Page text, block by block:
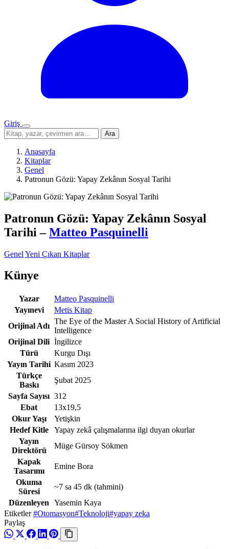
Giriş
Menü
Sitede
ara
Ara
Anasayfa
Kitaplar
Genel
Patronun Gözü: Yapay Zekânın Sosyal Tarihi
Patronun Gözü: Yapay Zekânın Sosyal
Tarihi–Matteo Pasquinelli
Genel Yeni Çıkan Kitaplar
Künye
Yazar
Matteo Pasquinelli
Yayınevi
Metis Kitap
Orijinal Adı
The Eye of the Master A Social History of Artificial
Intelligence
Orijinal Dili İngilizce
Türü
Kurgu Dışı
Yayın Tarihi Kasım 2023
Türkçe
Baskı
Şubat 2025
Sayfa Sayısı 312
Ebat
13x19,5
Okur Yaşı
Yetişkin
Hedef Kitle
Yapay zekâ çalışmalarına ilgi duyan okurlar
Yayın
Direktörü
Müge Gürsoy Sökmen
Kapak
Tasarımı
Emine Bora
Okuma
Süresi
~7 sa 45 dk (tahmini)
Düzenleyen
Yasemin Kaya
Etiketler #Otomasyon#Teknoloji#yapay zeka
Paylaş